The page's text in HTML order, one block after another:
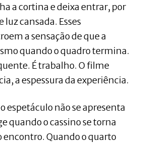
a cortina e deixa entrar, por
cansada. Esses
a sensação de que a
quando o quadro termina.
É trabalho. O filme
a espessura da experiência.
espetáculo não se apresenta
quando o cassino se torna
encontro. Quando o quarto